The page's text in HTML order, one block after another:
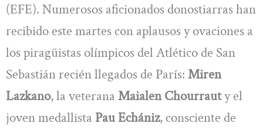
(EFE). Numerosos aficionados donostiarras han
recibido este martes con aplausos y ovaciones a
los piragüistas olímpicos del Atlético de San
Sebastián recién llegados de París: Miren
Lazkano, la veterana Maialen Chourrauty el
joven medallista Pau Echániz, consciente de